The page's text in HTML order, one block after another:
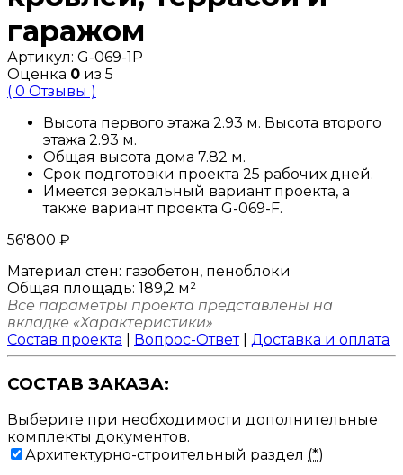
гаражом
Артикул: G-069-1P
Оценка 0 из 5
( 0 Отзывы )
Высота первого этажа 2.93 м. Высота второго
этажа 2.93 м.
Общая высота дома 7.82 м.
Срок подготовки проекта 25 рабочих дней.
Имеется зеркальный вариант проекта, а
также вариант проекта G-069-F.
56'800 ₽
Материал стен: газобетон, пеноблоки
Общая площадь: 189,2 м²
Все параметры проекта представлены на
вкладке «Характеристики»
Состав проекта
Вопрос-Ответ| Доставка и оплата
СОСТАВ ЗАКАЗА:
Выберите при необходимости дополнительные
комплекты документов.
Архитектурно-строительный раздел (*)